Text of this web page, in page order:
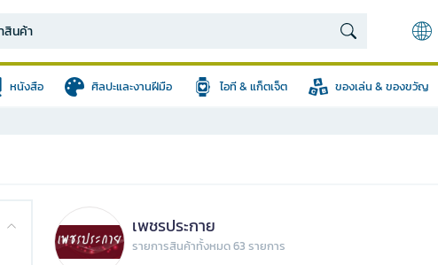
หนังสือ ศิลปะและงานฝีมือ ไอที & แก็ตเจ็ต ของเล่น & ของขวัญ
เพชรประกาย
รายการสินค้าทั้งหมด 63 รายการ